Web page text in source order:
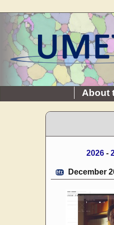
About
2026-
December